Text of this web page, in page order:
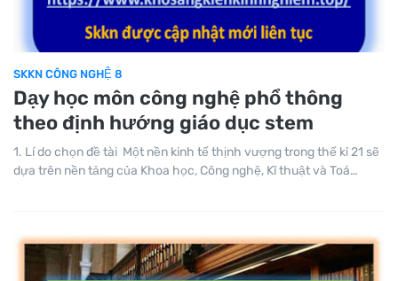
SKKN CÔNG NGHỆ 8
Dạy học môn công nghệ phổ thông
theo định hướng giáo dục stem
1. Lí do chọn đề tài Một nền kinh tế thịnh vượng trong thế kỉ 21 sẽ
dựa trên nền tảng của Khoa học, Công nghệ, Kĩ thuật và Toá…